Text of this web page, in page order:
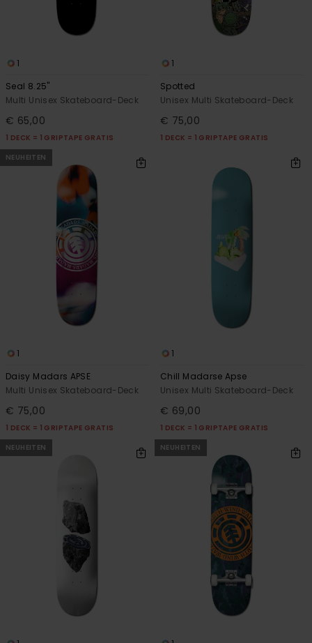
1
Seal 8.25"
Multi Unisex Skateboard-Deck
€ 65,00
1 DECK = 1 GRIPTAPE GRATIS
1
Spotted
Unisex Multi Skateboard-Deck
€ 75,00
1 DECK = 1 GRIPTAPE GRATIS
NEUHEITEN
1
Daisy Madars APSE
Multi Unisex Skateboard-Deck
€ 75,00
1 DECK = 1 GRIPTAPE GRATIS
1
Chill Madarse Apse
Unisex Multi Skateboard-Deck
€ 69,00
1 DECK = 1 GRIPTAPE GRATIS
NEUHEITEN
NEUHEITEN